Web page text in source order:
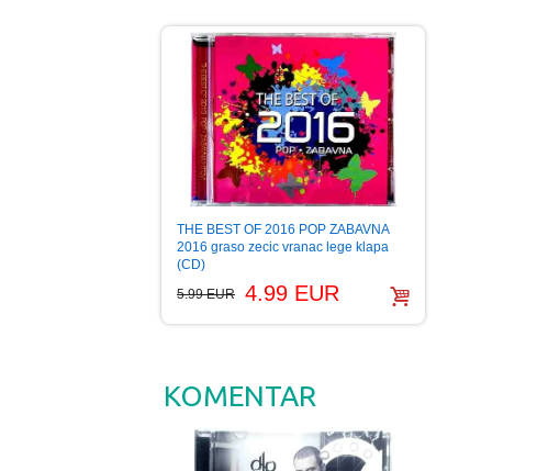
THE BEST OF 2016 POP ZABAVNA
2016 graso zecic vranac lege klapa
(CD)
5.99 EUR
4.99 EUR
KOMENTAR